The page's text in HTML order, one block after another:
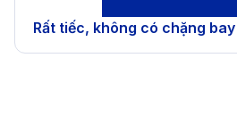
Rất tiếc, không có chặng